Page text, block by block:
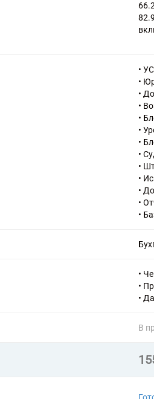
•
•
•
•
•
•
•
•
•
•
•
•
•
•
•
•
В